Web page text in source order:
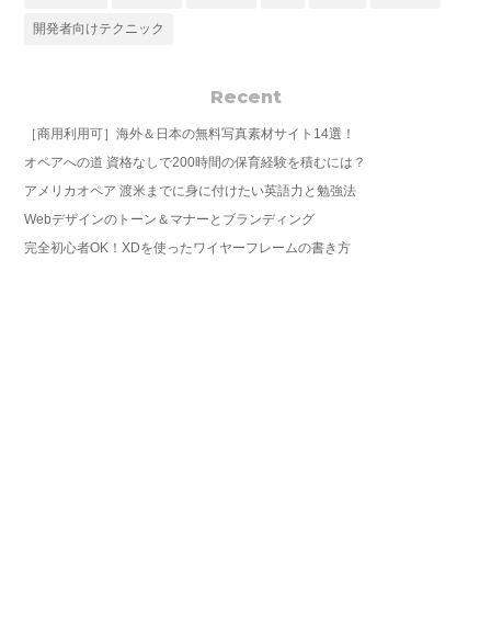
開発者向けテクニック
Recent
［商用利用可］海外＆日本の無料写真素材サイト14選！
オペアへの道 資格なしで200時間の保育経験を積むには？
アメリカオペア 渡米までに身に付けたい英語力と勉強法
Webデザインのトーン＆マナーとブランディング
完全初心者OK！XDを使ったワイヤーフレームの書き方